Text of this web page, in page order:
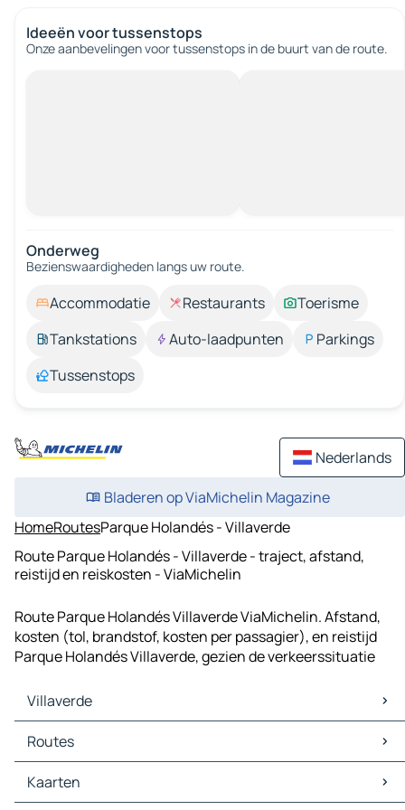
Ideeën voor tussenstops
Onze aanbevelingen voor tussenstops in de buurt van de route.
Onderweg
Bezienswaardigheden langs uw route.
Accommodatie Restaurants
Toerisme
Tankstations
Auto-laadpunten
Parkings
Tussenstops
Nederlands
Bladeren op ViaMichelin Magazine
HomeRoutesParque Holandés - Villaverde
Route Parque Holandés - Villaverde - traject, afstand,
reistijd en reiskosten - ViaMichelin
Route Parque Holandés Villaverde ViaMichelin. Afstand,
kosten (tol, brandstof, kosten per passagier), en reistijd
Parque Holandés Villaverde, gezien de verkeerssituatie
Villaverde
Villaverde Kaarten
Villaverde Verkeer
Villaverde Hotels
Villaverde Restaurants
Routes
Routes Villaverde - La Oliva
Routes Villaverde - Puerto del Rosario
Kaarten